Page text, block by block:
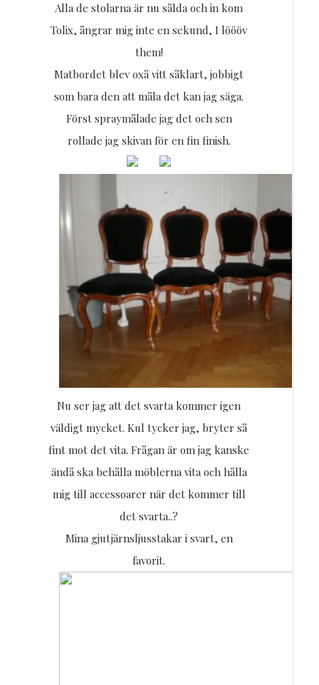
Alla de stolarna är nu sålda och in kom
Tolix, ångrar mig inte en sekund, I löööv
them!
Matbordet blev oxå vitt såklart, jobbigt
som bara den att måla det kan jag säga.
Först spraymålade jag det och sen
rollade jag skivan för en fin finish.
Nu ser jag att det svarta kommer igen
väldigt mycket. Kul tycker jag, bryter så
fint mot det vita. Frågan är om jag kanske
ändå ska behålla möblerna vita och hålla
mig till accessoarer när det kommer till
det svarta..?
Mina gjutjärnsljusstakar i svart, en
favorit.